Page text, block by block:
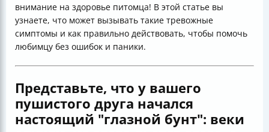
внимание на здоровье питомца! В этой статье вы
узнаете, что может вызывать такие тревожные
симптомы и как правильно действовать, чтобы помочь
любимцу без ошибок и паники.
Представьте, что у вашего
пушистого друга начался
настоящий "глазной бунт": веки